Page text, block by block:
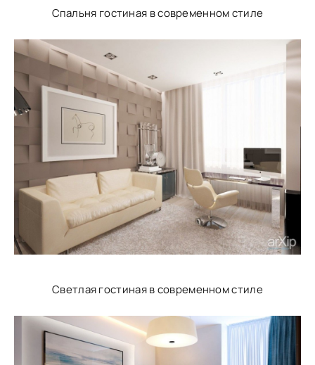
Спальня гостиная в современном стиле
Светлая гостиная в современном стиле